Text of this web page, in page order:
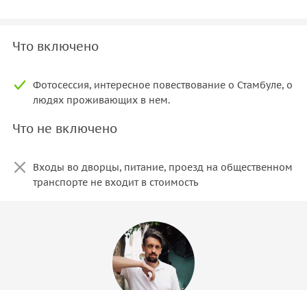
Что включено
Фотосессия, интересное повествование о Стамбуле, о
людях проживающих в нем.
Что не включено
Входы во дворцы, питание, проезд на общественном
транспорте не входит в стоимость